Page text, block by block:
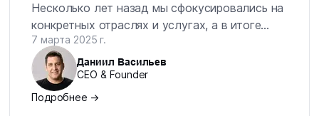
Несколько лет назад мы сфокусировались на
конкретных отраслях и услугах, а в итоге
вырастили продукты наших клиентов и
выросли сами. Сегодня клиенты работают с
нами более 3-х лет — в частности, благодаря
продуктовому подходу и отраслевой
7 марта 2025 г.
Даниил Васильев
CEO & Founder
Подробнее →